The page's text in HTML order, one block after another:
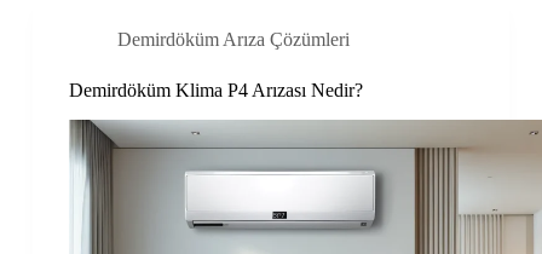
Demirdöküm Arıza Çözümleri
Demirdöküm Klima P4 Arızası Nedir?